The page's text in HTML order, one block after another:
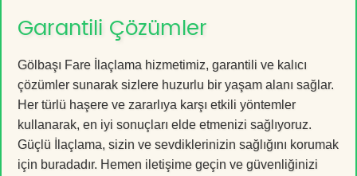
Garantili Çözümler
Gölbaşı Fare İlaçlama hizmetimiz, garantili ve kalıcı
çözümler sunarak sizlere huzurlu bir yaşam alanı sağlar.
Her türlü haşere ve zararlıya karşı etkili yöntemler
kullanarak, en iyi sonuçları elde etmenizi sağlıyoruz.
Güçlü İlaçlama, sizin ve sevdiklerinizin sağlığını korumak
için buradadır. Hemen iletişime geçin ve güvenliğinizi